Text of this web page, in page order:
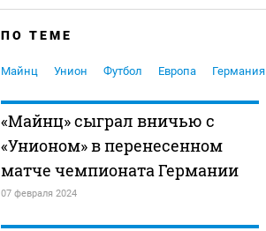
ПО ТЕМЕ
Майнц Унион Футбол Европа Германия
«Майнц» сыграл вничью с
«Унионом» в перенесенном
матче чемпионата Германии
07 февраля 2024